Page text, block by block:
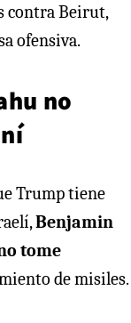
contra Beirut,
ofensiva.
no
Trump tiene
Benjamin
tome
de misiles.